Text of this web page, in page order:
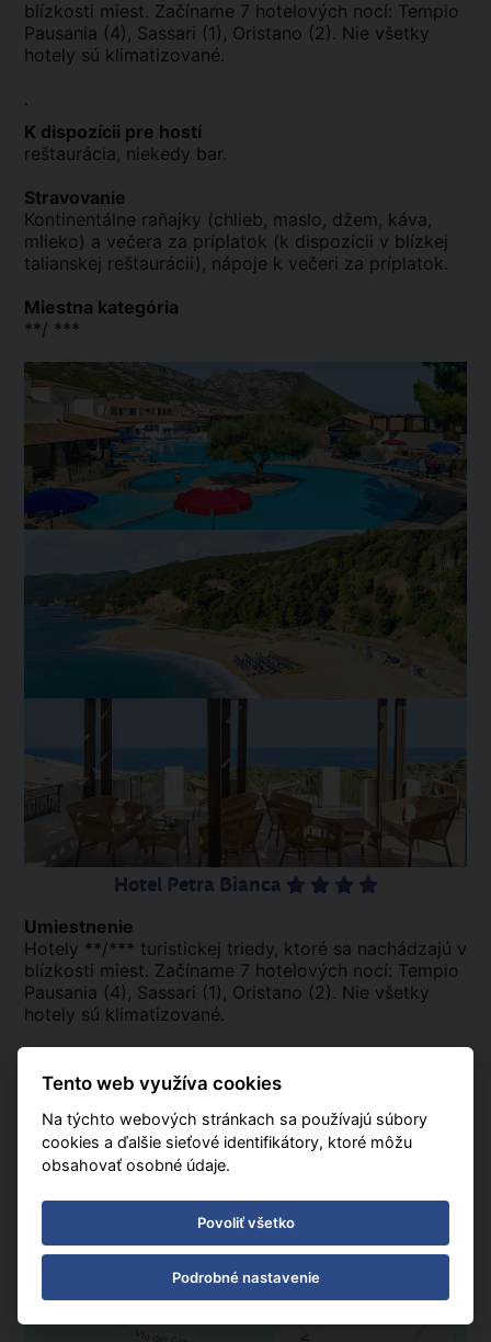
blízkosti miest. Začíname 7 hotelových nocí: Tempio
Pausania (4), Sassari (1), Oristano (2). Nie všetky
hotely sú klimatizované.
.
K dispozícii pre hostí
reštaurácia, niekedy bar.
Stravovanie
Kontinentálne raňajky (chlieb, maslo, džem, káva,
mlieko) a večera za príplatok (k dispozícii v blízkej
talianskej reštaurácii), nápoje k večeri za príplatok.
Miestna kategória
**/ ***
Hotel Petra Bianca
Umiestnenie
Hotely **/*** turistickej triedy, ktoré sa nachádzajú v
blízkosti miest. Začíname 7 hotelových nocí: Tempio
Pausania (4), Sassari (1), Oristano (2). Nie všetky
hotely sú klimatizované.
K dispozícii pre hostí
reštaurácia, niekedy bar.
Stravovanie
Kontinentálne raňajky (chlieb, maslo, džem, káva,
mlieko) a večera za príplatok (k dispozícii v blízkej
talianskej reštaurácii), nápoje k večeri za príplatok.
Tento web využíva cookies
Na týchto webových stránkach sa používajú súbory
cookies a ďalšie sieťové identifikátory, ktoré môžu
obsahovať osobné údaje.
Povoliť všetko
Podrobné nastavenie